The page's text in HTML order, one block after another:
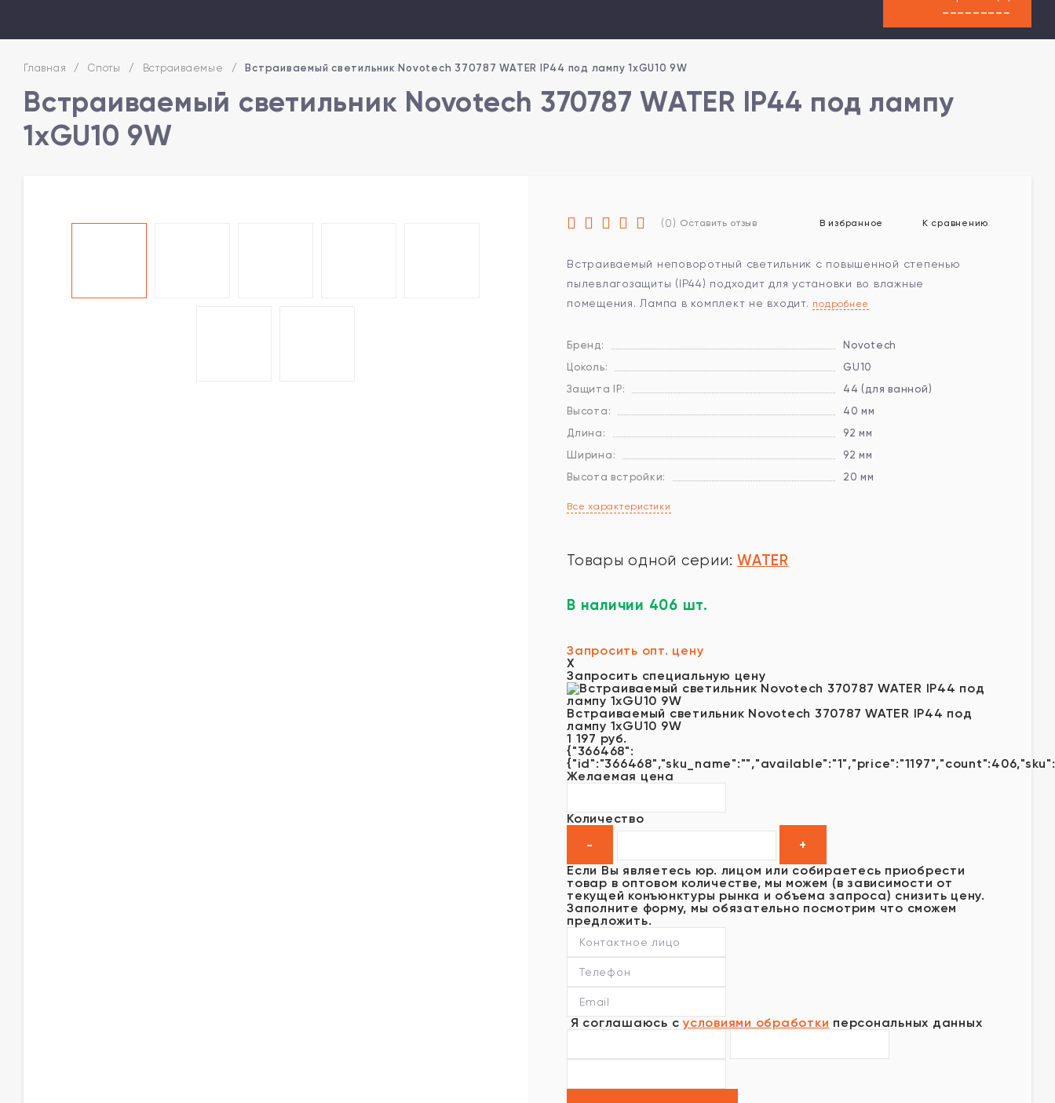
---------
Главная / Споты / Встраиваемые / Встраиваемый светильник Novotech 370787 WATER IP44 под лампу 1xGU10 9W
Встраиваемый светильник Novotech 370787 WATER IP44 под лампу
1xGU10 9W
(0) Оставить отзыв В избранное К сравнению
Встраиваемый неповоротный светильник с повышенной степенью
пылевлагозащиты (IP44) подходит для установки во влажные
помещения. Лампа в комплект не входит. подробнее
Бренд:
Novotech
Цоколь:
GU10
Защита IP:
44 (для ванной)
Высота:
40 мм
Длина:
92 мм
Ширина:
92 мм
Высота встройки:
20 мм
Все характеристики
Товары одной серии: WATER
В наличии 406 шт.
Запросить опт. цену
X
Запросить специальную цену
Встраиваемый светильник Novotech 370787 WATER IP44 под
лампу 1xGU10 9W
1 197 руб.
{"366468":
Желаемая цена
Количество
Если Вы являетесь юр. лицом или собираетесь приобрести
товар в оптовом количестве, мы можем (в зависимости от
текущей конъюнктуры рынка и объема запроса) снизить цену.
Заполните форму, мы обязательно посмотрим что сможем
предложить.
Я соглашаюсь с условиями обработки персональных данных